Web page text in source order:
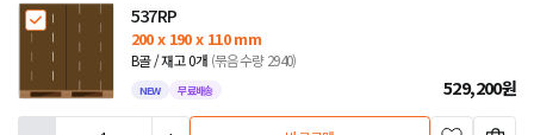
537RP
200 x 190 x 110 mm
B골 / 재고 0개 (묶음수량 2940)
NEW 무료배송 529,200원